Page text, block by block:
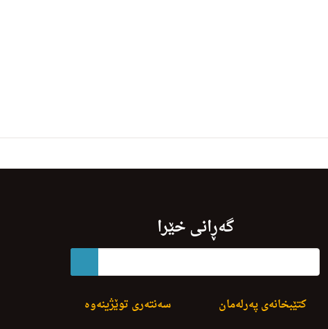
گەڕانی خێرا
سەنتەری توێژینەوە کتێبخانەی پەرلەمان